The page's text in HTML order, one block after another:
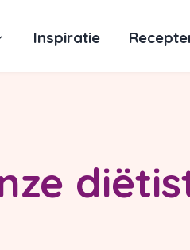
Inspiratie